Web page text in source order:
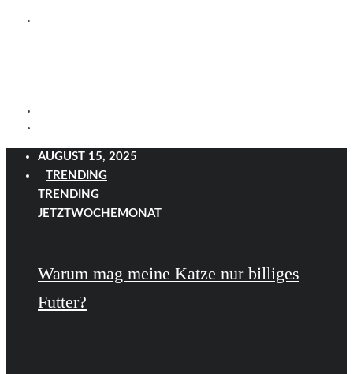
AUGUST 15, 2025
TRENDING
TRENDING
JETZTWOCHE MONAT
Warum mag meine Katze nur billiges
Futter?